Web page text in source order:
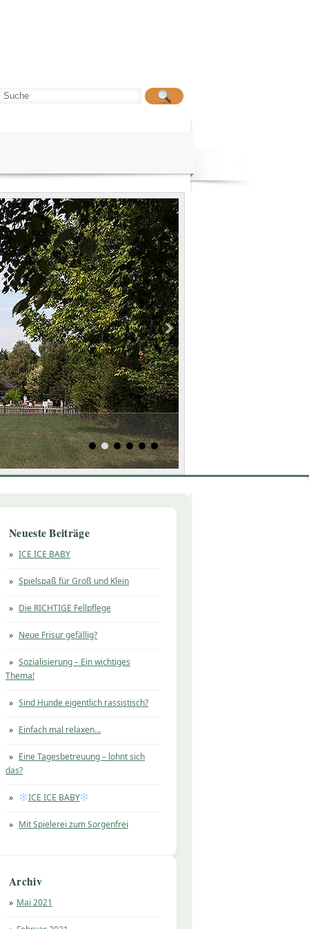
Neueste Beiträge
ICE ICE BABY
Spielspaß für Groß und Klein
Die RICHTIGE Fellpflege
Neue Frisur gefällig?
Sozialisierung – Ein wichtiges
Thema!
Sind Hunde eigentlich rassistisch?
Einfach mal relaxen…
Eine Tagesbetreuung – lohnt sich
das?
ICE ICE BABY
Mit Spielerei zum Sorgenfrei
Archiv
Mai 2021